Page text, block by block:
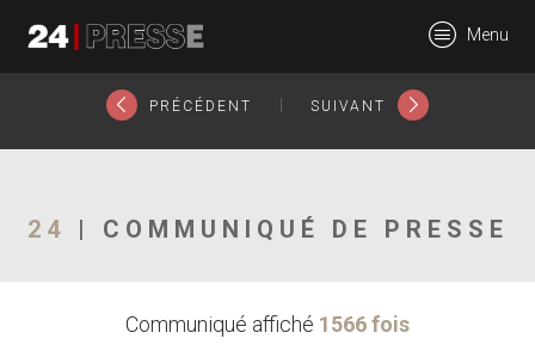
24Presse -
Communiqués de
Menu
PRÉCÉDENT SUIVANT
24 | COMMUNIQUÉ DE PRESSE
Communiqué affiché 1566 fois